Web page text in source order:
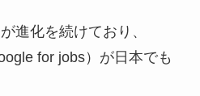
進化を続けており、
for jobs）が日本でも